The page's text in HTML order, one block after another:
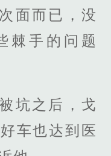
面而已，没
棘手的问题
坑之后，戈
车也达到医